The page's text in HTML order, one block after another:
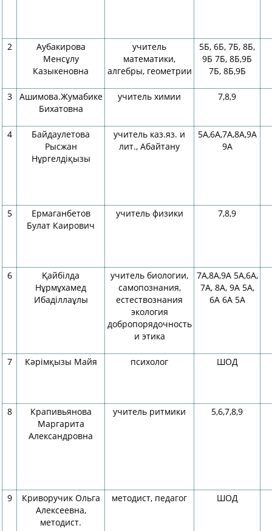
2
Аубакирова
Менсұлу
Казыкеновна
учитель
математики,
алгебры, геометрии
5Б, 6Б, 7Б, 8Б,
9Б 7Б, 8Б,9Б
7Б, 8Б,9Б
3
Ашимова.Жумабике
Бихатовна
учитель химии 7,8,9
4
Байдаулетова
Рысжан
Нұргелдіқызы
учитель каз.яз. и
лит., Абайтану
5А,6А,7А,8А,9А
9А
5
Ермаганбетов
Булат Каирович
учитель физики 7,8,9
6
Қайбілда
Нұрмұхамед
Ибаділлаұлы
учитель биологии,
самопознания,
естествознания
экология
добропорядочность
и этика
7А,8А,9А 5А,6А,
7А, 8А, 9А 5А,
6А 6А 5А
7 Кәрімқызы Майя психолог ШОД
8
Крапивьянова
Маргарита
Александровна
учитель ритмики 5,6,7,8,9
9
Криворучик Ольга
Алексеевна,
методист.
методист, педагог ШОД